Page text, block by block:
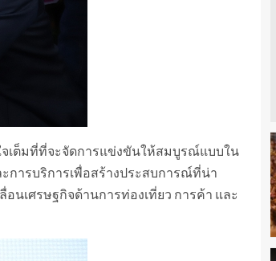
จเต็มที่ที่จะจัดการแข่งขันให้สมบูรณ์แบบใน
การบริการเพื่อสร้างประสบการณ์ที่น่า
นเศรษฐกิจด้านการท่องเที่ยว การค้า และ